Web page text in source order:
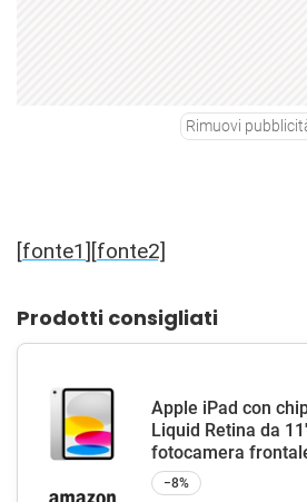
Rimuovi
[fonte1][fonte2]
Prodotti consigliati
Apple iPad con
Liquid Retina da
fotocamera
−8%